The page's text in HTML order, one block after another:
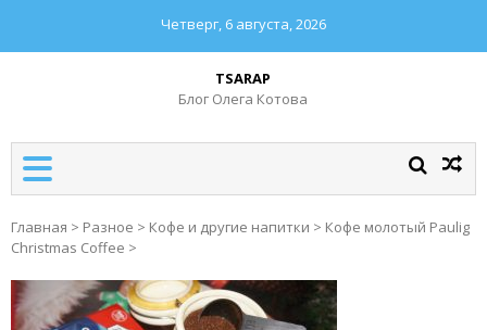
Четверг, 6 августа, 2026
TSARAP
Блог Олега Котова
Главная > Разное > Кофе и другие напитки > Кофе молотый Paulig
Christmas Coffee >